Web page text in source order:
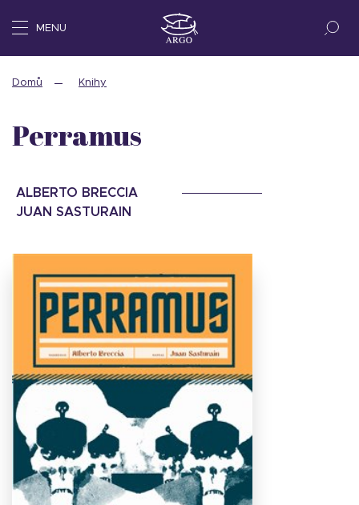
MENU
Domů Knihy
Perramus
ALBERTO BRECCIA
JUAN SASTURAIN